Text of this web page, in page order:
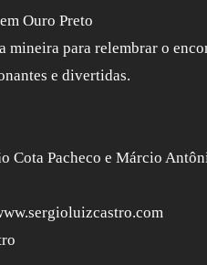
Ouro Preto
mineira para relembrar o
e divertidas.
Cota Pacheco e Márcio